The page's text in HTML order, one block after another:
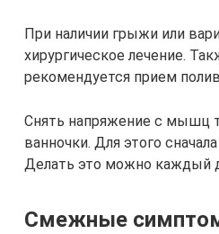
При наличии грыжи или
хирургическое лечение.
рекомендуется прием
Снять напряжение с мышц
ванночки. Для этого
Делать это можно каждый
Смежные